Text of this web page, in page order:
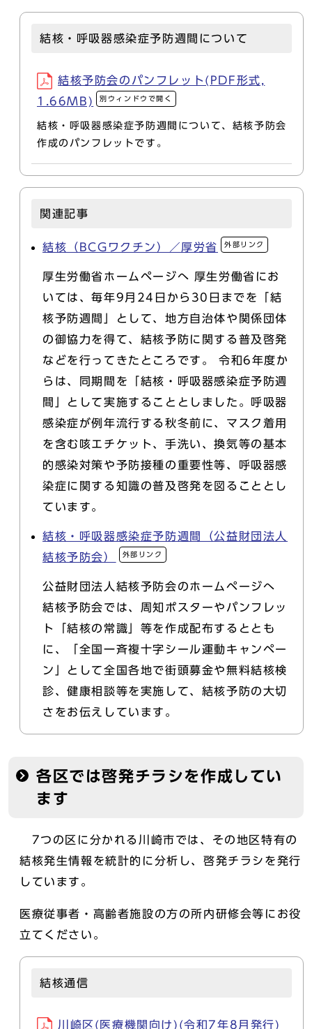
結核・呼吸器感染症予防週間について
結核予防会のパンフレット(PDF形式,
1.66MB)
別ウィンドウで開く
結核・呼吸器感染症予防週間について、結核予防会
作成のパンフレットです。
関連記事
結核（BCGワクチン）／厚労省 外部リンク
厚生労働省ホームページへ 厚生労働省にお
いては、毎年9月24日から30日までを「結
核予防週間」として、地方自治体や関係団体
の御協力を得て、結核予防に関する普及啓発
などを行ってきたところです。 令和6年度か
らは、同期間を「結核・呼吸器感染症予防週
間」として実施することとしました。呼吸器
感染症が例年流行する秋冬前に、マスク着用
を含む咳エチケット、手洗い、換気等の基本
的感染対策や予防接種の重要性等、呼吸器感
染症に関する知識の普及啓発を図ることとし
ています。
結核・呼吸器感染症予防週間（公益財団法人
結核予防会）
外部リンク
公益財団法人結核予防会のホームページへ
結核予防会では、周知ポスターやパンフレッ
ト「結核の常識」等を作成配布するととも
に、「全国一斉複十字シール運動キャンペー
ン」として全国各地で街頭募金や無料結核検
診、健康相談等を実施して、結核予防の大切
さをお伝えしています。
各区では啓発チラシを作成してい
ます
7つの区に分かれる川崎市では、その地区特有の
結核発生情報を統計的に分析し、啓発チラシを発行
しています。
医療従事者・高齢者施設の方の所内研修会等にお役
立てください。
結核通信
川崎区(医療機関向け)(令和7年8月発行)